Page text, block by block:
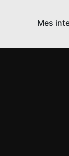
Mes